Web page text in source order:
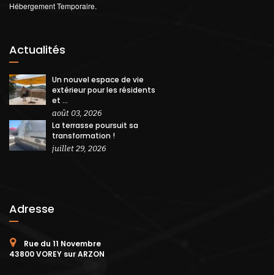
Hébergement Temporaire.
Actualités
Un nouvel espace de vie
extérieur pour les résidents
et ...
août 03, 2026
La terrasse poursuit sa
transformation !
juillet 29, 2026
Adresse
Rue du 11 Novembre
43800 VOREY sur ARZON